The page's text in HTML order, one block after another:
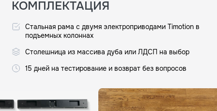
Стальная рама с двумя электроприводами Timotion в
подъемных колоннах
Столешница из массива дуба или ЛДСП на выбор
15 дней на тестирование и возврат без вопросов